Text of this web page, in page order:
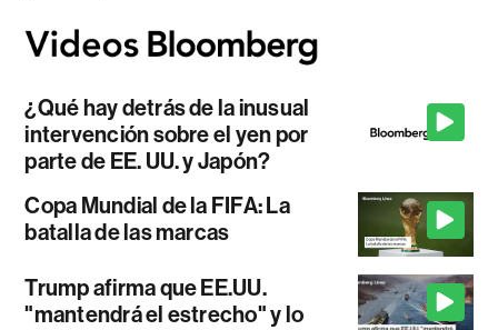
¿Qué hay detrás de la inusual
intervención sobre el yen por
parte de EE. UU. y Japón?
Copa Mundial de la FIFA: La
batalla de las marcas
Trump afirma que EE.UU.
"mantendrá el estrecho" y lo